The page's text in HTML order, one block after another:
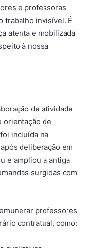
e professoras.
trabalho invisível. É
atenta e mobilizada
à nossa
de atividade
orientação de
incluída na
deliberação em
e ampliou a antiga
surgidas com
professores
contratual, como: